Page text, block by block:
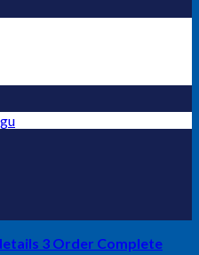
3 Order Complete